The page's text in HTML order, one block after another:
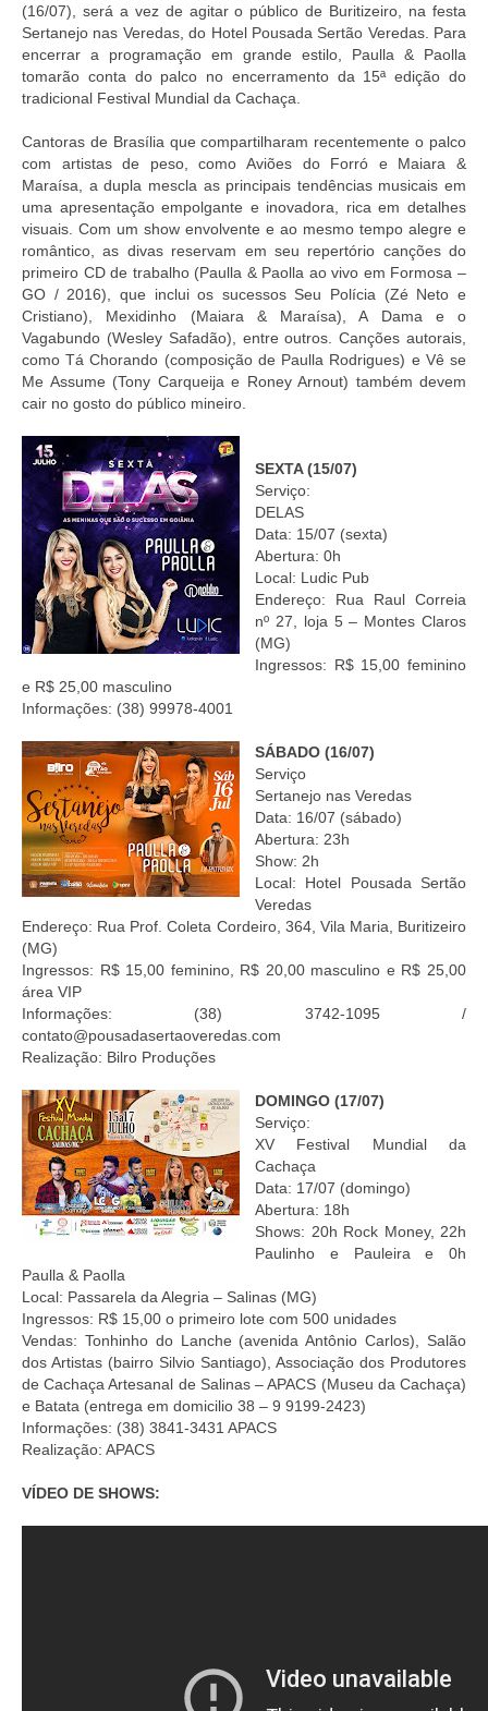
(16/07), será a vez de agitar o público de Buritizeiro, na festa
Sertanejo nas Veredas, do Hotel Pousada Sertão Veredas. Para
encerrar a programação em grande estilo, Paulla & Paolla
tomarão conta do palco no encerramento da 15ª edição do
tradicional Festival Mundial da Cachaça.
Cantoras de Brasília que compartilharam recentemente o palco
com artistas de peso, como Aviões do Forró e Maiara &
Maraísa, a dupla mescla as principais tendências musicais em
uma apresentação empolgante e inovadora, rica em detalhes
visuais. Com um show envolvente e ao mesmo tempo alegre e
romântico, as divas reservam em seu repertório canções do
primeiro CD de trabalho (Paulla & Paolla ao vivo em Formosa –
GO / 2016), que inclui os sucessos Seu Polícia (Zé Neto e
Cristiano), Mexidinho (Maiara & Maraísa), A Dama e o
Vagabundo (Wesley Safadão), entre outros. Canções autorais,
como Tá Chorando (composição de Paulla Rodrigues) e Vê se
Me Assume (Tony Carqueija e Roney Arnout) também devem
cair no gosto do público mineiro.
SEXTA (15/07)
Serviço:
DELAS
Data: 15/07 (sexta)
Abertura: 0h
Local: Ludic Pub
Endereço: Rua Raul Correia
nº 27, loja 5 – Montes Claros
(MG)
Ingressos: R$ 15,00 feminino
e R$ 25,00 masculino
Informações: (38) 99978-4001
SÁBADO (16/07)
Serviço
Sertanejo nas Veredas
Data: 16/07 (sábado)
Abertura: 23h
Show: 2h
Local: Hotel Pousada Sertão
Veredas
Endereço: Rua Prof. Coleta Cordeiro, 364, Vila Maria, Buritizeiro
(MG)
Ingressos: R$ 15,00 feminino, R$ 20,00 masculino e R$ 25,00
área VIP
Informações: (38) 3742-1095 /
contato@pousadasertaoveredas.com
Realização: Bilro Produções
DOMINGO (17/07)
Serviço:
XV Festival Mundial da
Cachaça
Data: 17/07 (domingo)
Abertura: 18h
Shows: 20h Rock Money, 22h
Paulinho e Pauleira e 0h
Paulla & Paolla
Local: Passarela da Alegria – Salinas (MG)
Ingressos: R$ 15,00 o primeiro lote com 500 unidades
Vendas: Tonhinho do Lanche (avenida Antônio Carlos), Salão
dos Artistas (bairro Silvio Santiago), Associação dos Produtores
de Cachaça Artesanal de Salinas – APACS (Museu da Cachaça)
e Batata (entrega em domicilio 38 – 9 9199-2423)
Informações: (38) 3841-3431 APACS
Realização: APACS
VÍDEO DE SHOWS: